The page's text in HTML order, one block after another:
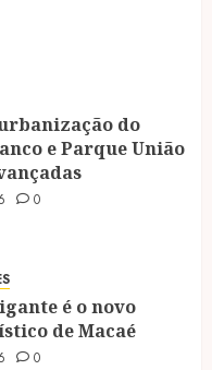
do
e Parque União
0
é o novo
de Macaé
0